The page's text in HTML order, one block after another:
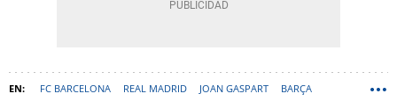
FC BARCELONA REAL MADRID JOAN GASPART BARÇA